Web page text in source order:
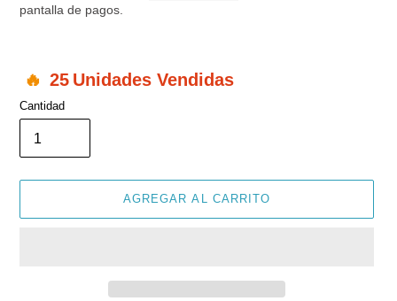
venta
pantalla de pagos.
25 Unidades Vendidas
Cantidad
AGREGAR AL CARRITO